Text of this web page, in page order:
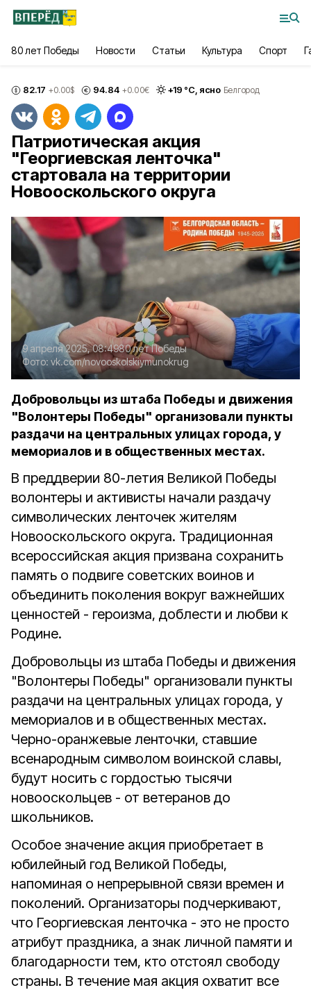
80 лет Победы Новости Статьи Культура Спорт
82.17 +0.00$ 94.84 +0.00€ +19 °С, ясно Белгород
Патриотическая акция
"Георгиевская ленточка"
стартовала на территории
Новооскольского округа
9 апреля 2025, 08:4980 лет Победы
Фото:vk.com/novooskolskiymunokrug
Добровольцы из штаба Победы и движения
"Волонтеры Победы" организовали пункты
раздачи на центральных улицах города, у
мемориалов и в общественных местах.
В преддверии 80-летия Великой Победы
волонтеры и активисты начали раздачу
символических ленточек жителям
Новооскольского округа. Традиционная
всероссийская акция призвана сохранить
память о подвиге советских воинов и
объединить поколения вокруг важнейших
ценностей - героизма, доблести и любви к
Родине.
Добровольцы из штаба Победы и движения
"Волонтеры Победы" организовали пункты
раздачи на центральных улицах города, у
мемориалов и в общественных местах.
Черно-оранжевые ленточки, ставшие
всенародным символом воинской славы,
будут носить с гордостью тысячи
новооскольцев - от ветеранов до
школьников.
Особое значение акция приобретает в
юбилейный год Великой Победы,
напоминая о непрерывной связи времен и
поколений. Организаторы подчеркивают,
что Георгиевская ленточка - это не просто
атрибут праздника, а знак личной памяти и
благодарности тем, кто отстоял свободу
страны. В течение мая акция охватит все